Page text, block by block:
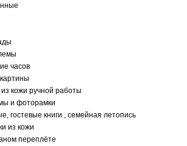
часов
кожи ручной работы
и фоторамки
гостевые книги , семейная летопись
из кожи
переплёте